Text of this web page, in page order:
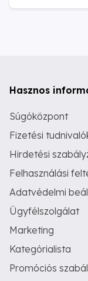
Hasznos
Súgóközpont
Fizetési
Hirdetési
Felhasználási
Adatvédelmi
Ügyfélszolgálat
Marketing
Kategórialista
Promóciós